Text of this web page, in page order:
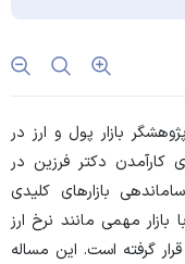
بازار پول و ارز در
کارآمدن دکتر فرزین در
بازار‌های کلیدی
مهمی مانند نرخ ارز
گرفته است. این مساله